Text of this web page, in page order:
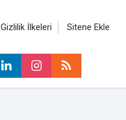
Gizlilik İlkeleri Sitene Ekle